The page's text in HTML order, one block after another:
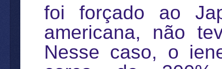
foi forçado ao
americana, não
Nesse caso, o